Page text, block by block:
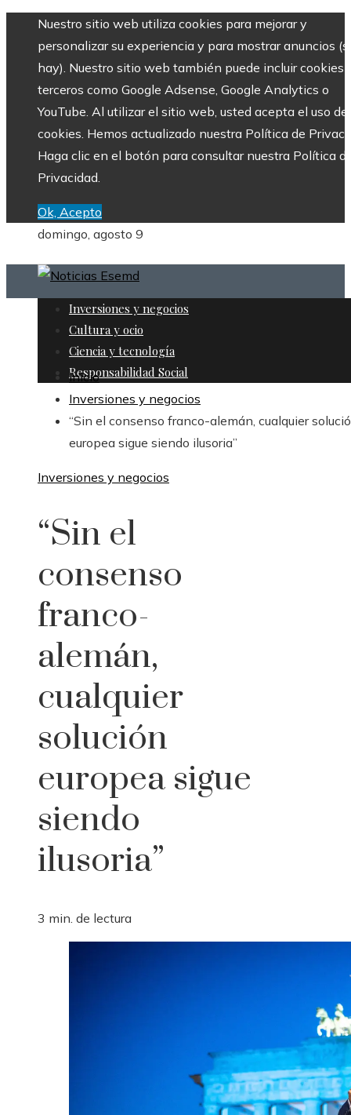
Nuestro sitio web utiliza cookies para mejorar y
personalizar su experiencia y para mostrar anuncios
hay). Nuestro sitio web también puede incluir cookies
terceros como Google Adsense, Google Analytics o
YouTube. Al utilizar el sitio web, usted acepta el uso de
cookies. Hemos actualizado nuestra Política de
Haga clic en el botón para consultar nuestra Política
Privacidad.
Ok, Acepto
domingo, agosto 9
Inversiones y negocios
Cultura y ocio
Ciencia y tecnología
Responsabilidad Social
Inicio
Inversiones y negocios
“Sin el consenso franco-alemán, cualquier
europea sigue siendo ilusoria”
Inversiones y negocios
“Sin el
consenso
franco-
alemán,
cualquier
solución
europea sigue
siendo
ilusoria”
3 min. de lectura